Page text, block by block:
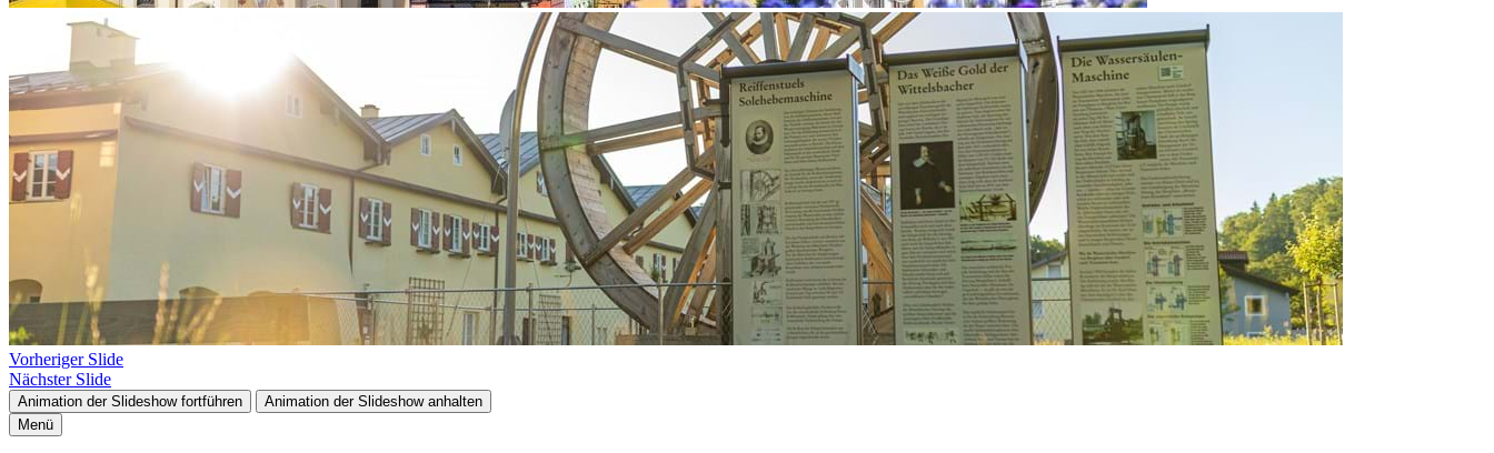
Vorheriger Slide
Nächster Slide
Animation der Slideshow fortführen
Animation der Slideshow anhalten
Menü